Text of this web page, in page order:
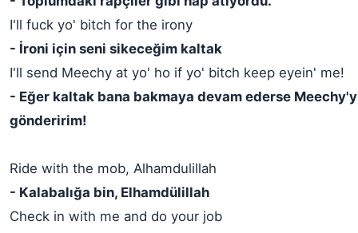
I'll fuck yo' bitch for the irony
- İroni için seni sikeceğim kaltak
I'll send Meechy at yo' ho if yo' bitch keep eyein' me!
- Eğer kaltak bana bakmaya devam ederse
gönderirim!
Ride with the mob, Alhamdulillah
- Kalabalığa bin, Elhamdülillah
Check in with me and do your job